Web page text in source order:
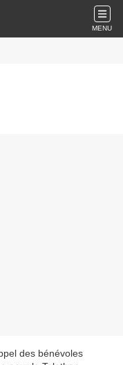
MENU
des bénévoles